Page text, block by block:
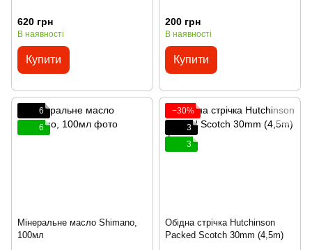
620 грн
В наявності
Купити
200 грн
В наявності
Купити
6
6
Мінеральне масло Shimano,
100мл
−30%
3
3
Обідна стрічка Hutchinson
Packed Scotch 30mm (4,5m)